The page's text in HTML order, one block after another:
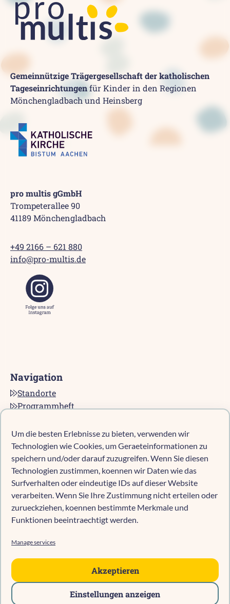
Um die besten Erlebnisse zu bieten, verwenden wir
Technologien wie Cookies, um Geraeteinformationen zu
speichern und/oder darauf zuzugreifen. Wenn Sie diesen
Technologien zustimmen, koennen wir Daten wie das
Surfverhalten oder eindeutige IDs auf dieser Website
verarbeiten. Wenn Sie Ihre Zustimmung nicht erteilen oder
zurueckziehen, koennen bestimmte Merkmale und
Funktionen beeintraechtigt werden.
Manage services
Akzeptieren
Einstellungen anzeigen
Gemeinnützige Trägergesellschaft der katholischen
Tageseinrichtungenfür Kinder in den Regionen
Mönchengladbach und Heinsberg
pro multis gGmbH
Trompeterallee 90
41189 Mönchengladbach
+49 2166 – 621 880
info@pro-multis.de
Navigation
Standorte
Programmheft
Karriere bei pro multis
Impressum
Datenschutz
Cookie-Richtlinie (EU)
Kind anmelden
Kita-Navigator Kreis Heinsberg
Kita-Navigator Stadt Heinsberg
Kita-Navigator Geilenkirchen
Kita-Navigator Erkelenz
Kita-Navigator Hückelhoven